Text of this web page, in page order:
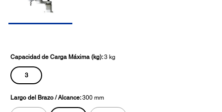
Capacidad de Carga Máxima (kg):3 kg
3
Largo del Brazo / Alcance:300 mm